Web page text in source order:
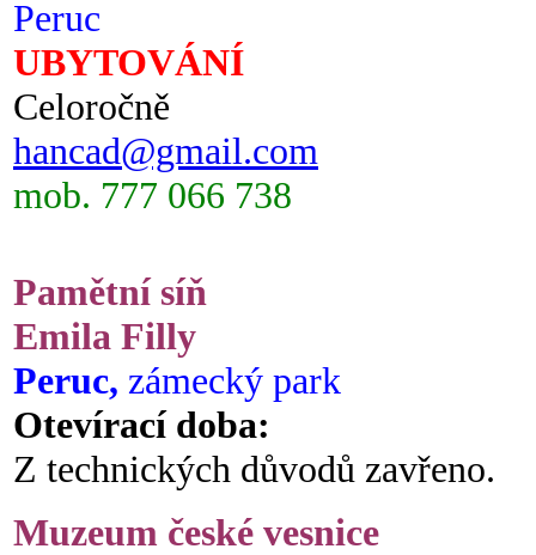
Peruc
UBYTOVÁNÍ
Celoročně
hancad@gmail.com
mob. 777 066 738
Pamětní síň
Emila Filly
Peruc, zámecký park
Otevírací doba:
Z technických důvodů zavřeno.
Muzeum české vesnice